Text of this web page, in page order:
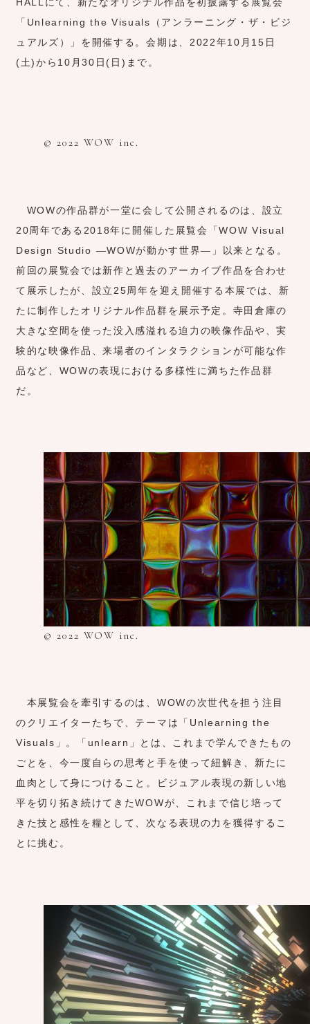
「Unlearning the Visuals（アンラーニング・ザ・ビジ
ュアルズ）」を開催する。会期は、2022年10月15日
(土)から10月30日(日)まで。
© 2022 WOW inc.
WOWの作品群が一堂に会して公開されるのは、設立
20周年である2018年に開催した展覧会「WOW Visual
Design Studio ―WOWが動かす世界―」以来となる。
前回の展覧会では新作と過去のアーカイブ作品を合わせ
て展示したが、設立25周年を迎え開催する本展では、新
たに制作したオリジナル作品群を展示予定。寺田倉庫の
大きな空間を使った没入感溢れる迫力の映像作品や、実
験的な映像作品、来場者のインタラクションが可能な作
品など、WOWの表現における多様性に満ちた作品群
だ。
© 2022 WOW inc.
本展覧会を牽引するのは、WOWの次世代を担う注目
のクリエイターたちで、テーマは「Unlearning the
Visuals」。「unlearn」とは、これまで学んできたもの
ごとを、今一度自らの思考と手を使って紐解き、新たに
血肉として身につけること。ビジュアル表現の新しい地
平を切り拓き続けてきたWOWが、これまで信じ培って
きた技と感性を糧として、次なる表現の力を獲得するこ
とに挑む。